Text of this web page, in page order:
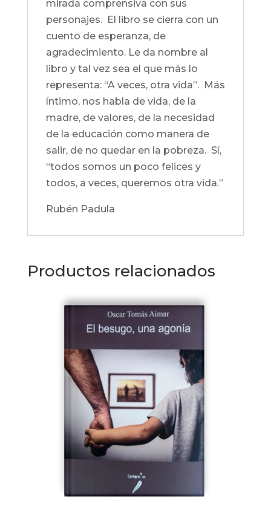
mirada comprensiva con sus
personajes. El libro se cierra con un
cuento de esperanza, de
agradecimiento. Le da nombre al
libro y tal vez sea el que más lo
representa: “A veces, otra vida”. Más
íntimo, nos habla de vida, de la
madre, de valores, de la necesidad
de la educación como manera de
salir, de no quedar en la pobreza. Sí,
“todos somos un poco felices y
todos, a veces, queremos otra vida.”
Rubén Padula
Productos relacionados